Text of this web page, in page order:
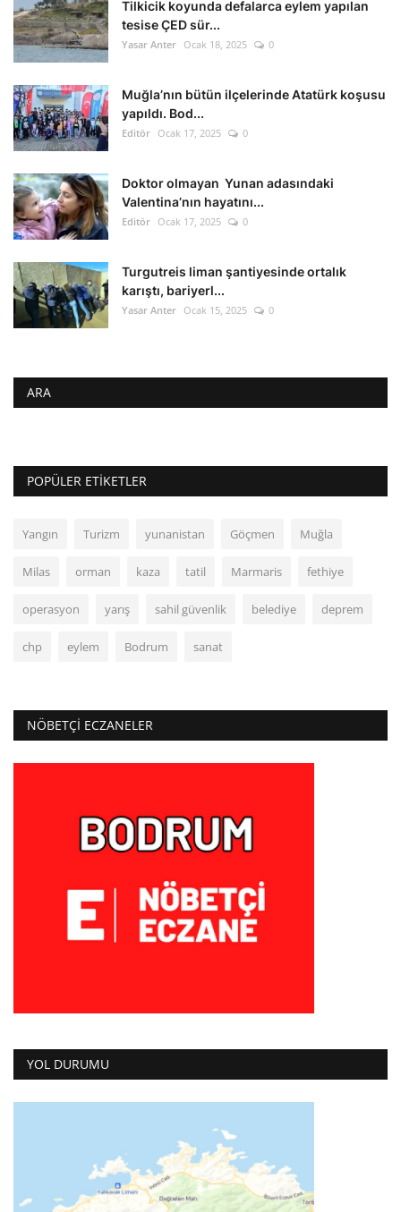
Tilkicik koyunda defalarca eylem yapılan
tesise ÇED sür...
Yasar Anter Ocak 18, 2025 0
Muğla’nın bütün ilçelerinde Atatürk koşusu
yapıldı. Bod...
Editör Ocak 17, 2025 0
Doktor olmayan Yunan adasındaki
Valentina’nın hayatını...
Editör Ocak 17, 2025 0
Turgutreis liman şantiyesinde ortalık
karıştı, bariyerl...
Yasar Anter Ocak 15, 2025 0
ARA
POPÜLER ETIKETLER
Yangın Turizm yunanistan Göçmen Muğla
Milas orman kaza tatil Marmaris fethiye
operasyon yarış sahil güvenlik belediye deprem
chp eylem Bodrum sanat
NÖBETÇI ECZANELER
YOL DURUMU